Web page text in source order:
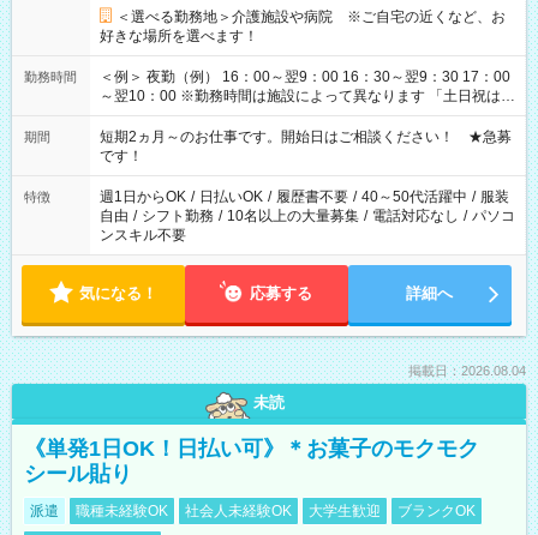
＜選べる勤務地＞介護施設や病院 ※ご自宅の近くなど、お
好きな場所を選べます！
勤務時間
＜例＞ 夜勤（例） 16：00～翌9：00 16：30～翌9：30 17：00
～翌10：00 ※勤務時間は施設によって異なります 「土日祝は休
みたい」 「しっかり稼ぎたい」 「もう少し遅い時間から始めた
い」など ご希望にあったお仕事をご案内いたします。 ※未経験
の方の場合は1～2ヶ月間は日中での仕事を経験いただき、 お
仕事に慣れてからの夜勤になります。 ★家庭の都合でお休みが
必要な場合も遠慮なくご相談ください。
期間
短期2ヵ月～のお仕事です。開始日はご相談ください！ ★急募
です！
特徴 週1日からOK / 日払いOK / 履歴書不要 / 40～50代活躍中 / 服装
自由 / シフト勤務 / 10名以上の大量募集 / 電話対応なし / パソコ
ンスキル不要
気になる！ 応募する 詳細へ
掲載日：2026.08.04
未読
《単発1日OK！日払い可》＊お菓子のモクモク
シール貼り
派遣 職種未経験OK 社会人未経験OK 大学生歓迎
ブランクOK